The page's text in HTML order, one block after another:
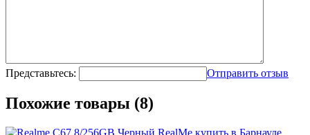
Представьтесь: Отправить отзыв
Похожие товары (8)